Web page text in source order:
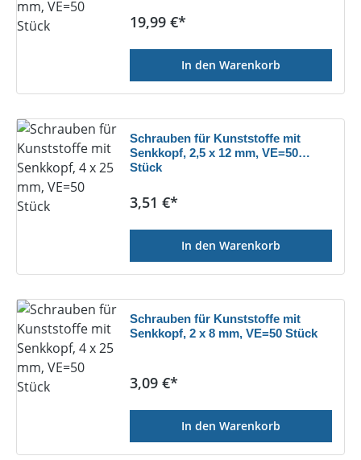
Regulärer Preis:
19,99 €*
In den Warenkorb
Schrauben für Kunststoffe mit
Senkkopf, 2,5 x 12 mm, VE=50
Stück
Regulärer Preis:
3,51 €*
In den Warenkorb
Schrauben für Kunststoffe mit
Senkkopf, 2 x 8 mm, VE=50 Stück
Regulärer Preis:
3,09 €*
In den Warenkorb